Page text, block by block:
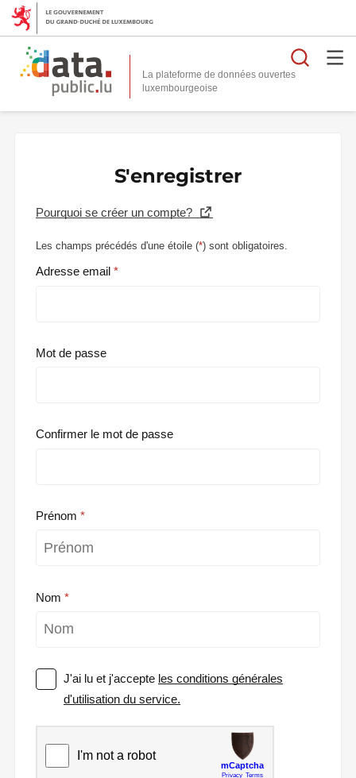
La plateforme de données ouvertes
S'enregistrer
Pourquoi se créer un compte?
Les champs précédés d'une étoile (*) sont obligatoires.
Adresse email
Mot de passe
Confirmer le mot de passe
Prénom
Nom
J'ai lu et j'accepte les conditions générales
d'utilisation du service.